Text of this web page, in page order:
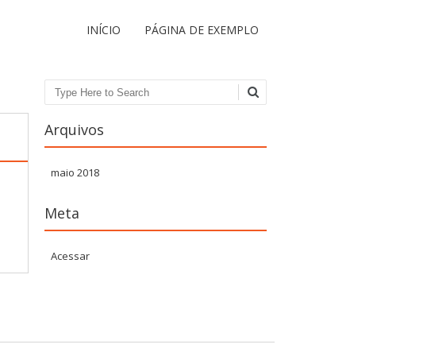
INÍCIO PÁGINA DE EXEMPLO
Pesquisa
Arquivos
maio 2018
Meta
Acessar